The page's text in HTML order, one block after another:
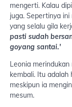
mengerti. Kalau
juga. Sepertinya
yang selalu gila
pasti sudah
goyang santai.'
Leonia
kembali. Itu
meskipun ia
mesum.